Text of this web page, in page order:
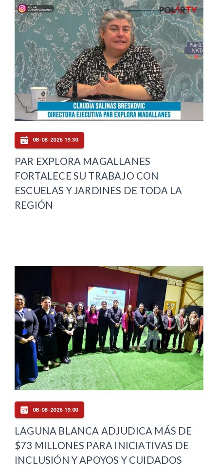
08-08-2026 19:30
PAR EXPLORA MAGALLANES
FORTALECE SU TRABAJO CON
ESCUELAS Y JARDINES DE TODA LA
REGIÓN
08-08-2026 19:00
LAGUNA BLANCA ADJUDICA MÁS DE
$73 MILLONES PARA INICIATIVAS DE
INCLUSIÓN Y APOYOS Y CUIDADOS